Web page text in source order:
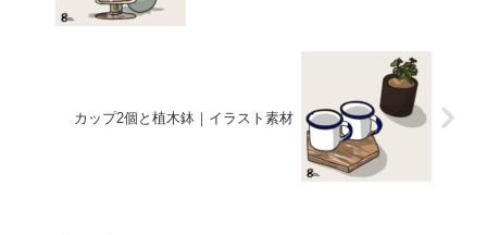
カップ2個と植木鉢｜イラスト素材